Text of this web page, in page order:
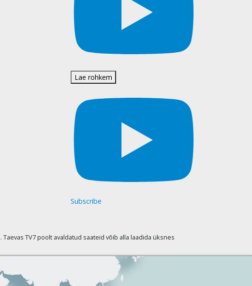
Lae rohkem
Subscribe
TV7 poolt avaldatud saateid võib alla laadida üksnes